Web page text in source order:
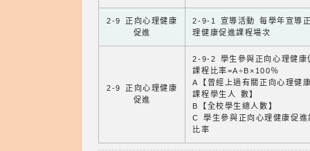
2-9 正向心理健康
促進
2-9-1 宣導活動 每學年宣導
理健康促進課程場次
2-9 正向心理健康
促進
2-9-2 學生參與正向心理健康
課程比率=A÷B×100％
A【曾經上過有關正向心理健
課程學生人 數】
B【全校學生總人數】
C 學生參與正向心理健康促進
比率